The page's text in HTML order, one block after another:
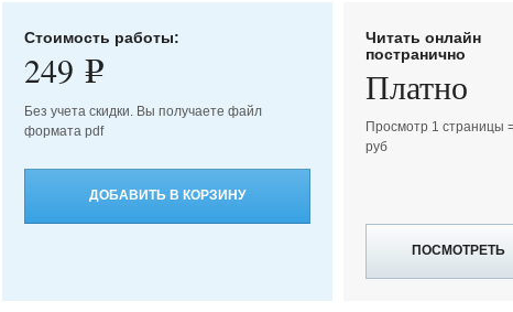
Стоимость работы:
249 e
Без учета скидки. Вы получаете файл
формата pdf
ДОБАВИТЬ В КОРЗИНУ
Читать онлайн
постранично
Платно
Просмотр 1 страницы
руб
ПОСМОТРЕТЬ